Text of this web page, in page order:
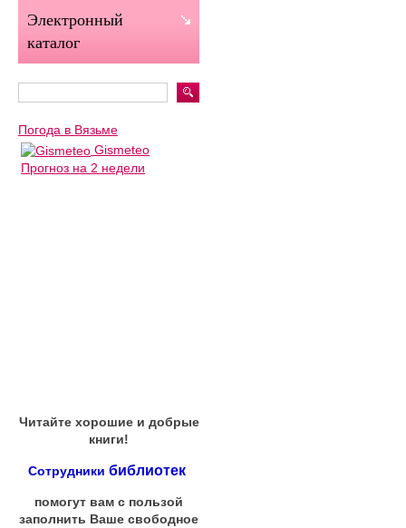
Электронный
каталог
Погода в Вязьме
Gismeteo
Прогноз на 2 недели
Читайте хорошие и добрые
книги!
Сотрудники библиотек
помогут вам с пользой
заполнить Ваше свободное